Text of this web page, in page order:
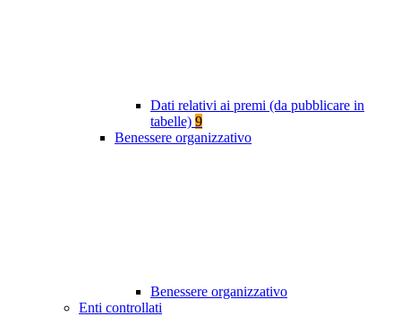
Dati relativi ai premi (da pubblicare in
tabelle) 9
Benessere organizzativo
Benessere organizzativo
Enti controllati